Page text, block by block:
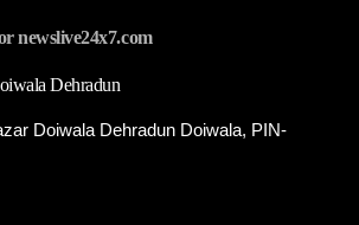
newslive24x7.com
Dehradun
Doiwala Dehradun Doiwala, PIN-